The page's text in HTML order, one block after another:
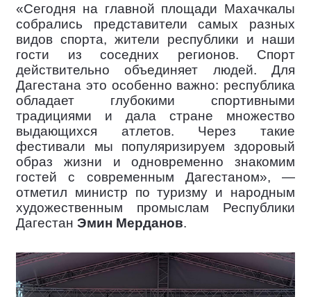
«Сегодня на главной площади Махачкалы
собрались представители самых разных
видов спорта, жители республики и наши
гости из соседних регионов. Спорт
действительно объединяет людей. Для
Дагестана это особенно важно: республика
обладает глубокими спортивными
традициями и дала стране множество
выдающихся атлетов. Через такие
фестивали мы популяризируем здоровый
образ жизни и одновременно знакомим
гостей с современным Дагестаном», —
отметил министр по туризму и народным
художественным промыслам Республики
Дагестан Эмин Мерданов.